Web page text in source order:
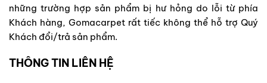
những trường hợp sản phẩm bị hư hỏng do lỗi từ phía
Khách hàng, Gomacarpet rất tiếc không thể hỗ trợ Quý
Khách đổi/trả sản phẩm.
THÔNG TIN LIÊN HỆ